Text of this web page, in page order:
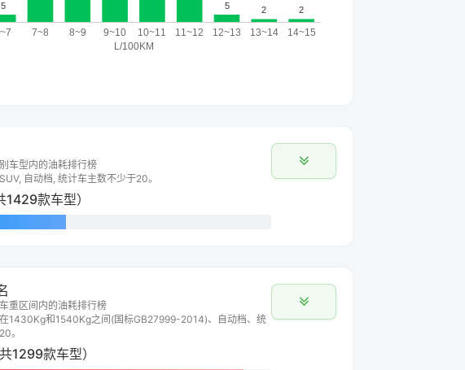
车型内的油耗排行榜
自动档, 统计车主数不少于20。
款车型）
重区间内的油耗排行榜
1430Kg和1540Kg之间(国标GB27999-2014)、自动档、统
。
1299款车型）